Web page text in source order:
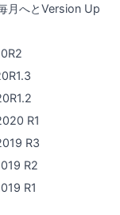
へとVersion Up
R1
R3
R2
R1